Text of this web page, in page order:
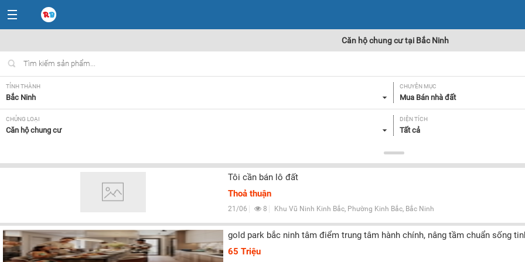
Căn hộ chung cư tại Bắc Ninh
TỈNH THÀNH
Bắc Ninh
CHUYÊN MỤC
Mua Bán nhà đất
CHỦNG LOẠI
Căn hộ chung cư
DIỆN TÍCH
Tất cả
Tất cả
SỐ PHÒNG NGỦ
Tất cả
Tất cả Tất cả
Tôi cần bán lô đất
Thoả thuận
21/06 8 Khu Vũ Ninh Kinh Bắc, Phường Kinh Bắc, Bắc Ninh
gold park bắc ninh tâm điểm trung tâm hành chính, nâng tầm chuẩn sống
65 Triệu